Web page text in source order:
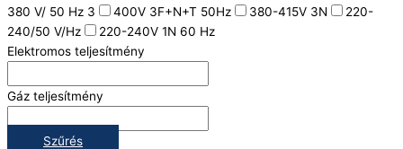
380 V/ 50 Hz 3
400V 3F+N+T 50Hz 380-415V 3N
220-
240/50 V/Hz
220-240V 1N 60 Hz
Elektromos teljesítmény
Gáz teljesítmény
Szűrés